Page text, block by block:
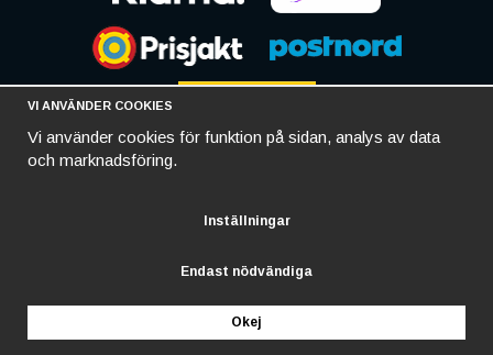
VI ANVÄNDER COOKIES
Vi använder cookies för funktion på sidan, analys av data
och marknadsföring.
Inställningar
Endast nödvändiga
Okej